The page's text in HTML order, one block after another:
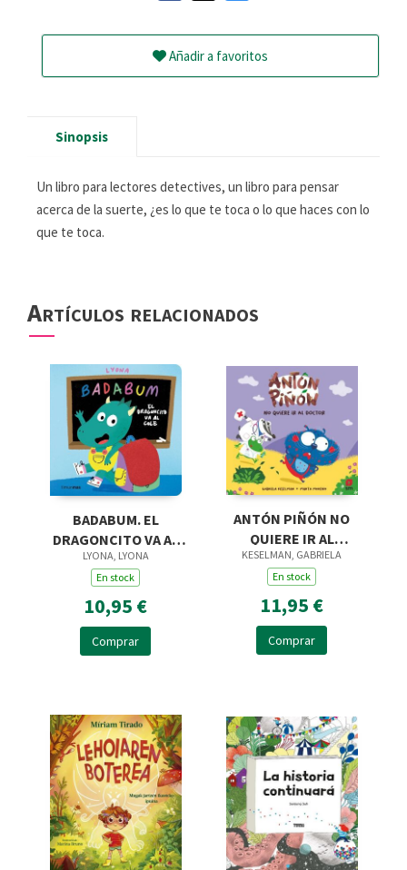
Añadir a favoritos
Sinopsis
Un libro para lectores detectives, un libro para pensar
acerca de la suerte, ¿es lo que te toca o lo que haces con lo
que te toca.
Artículos relacionados
BADABUM. EL
DRAGONCITO VA AL
COLE
LYONA, LYONA
En stock
10,95 €
Comprar
ANTÓN PIÑÓN NO
QUIERE IR AL
DOCTOR
KESELMAN, GABRIELA
En stock
11,95 €
Comprar